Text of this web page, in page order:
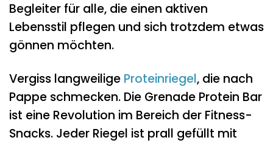
Begleiter für alle, die einen aktiven
Lebensstil pflegen und sich trotzdem etwas
gönnen möchten.
Vergiss langweilige Proteinriegel, die nach
Pappe schmecken. Die Grenade Protein Bar
ist eine Revolution im Bereich der Fitness-
Snacks. Jeder Riegel ist prall gefüllt mit